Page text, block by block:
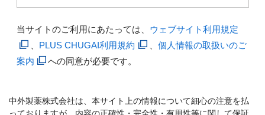
当サイトのご利用にあたっては、 ウェブサイト利用規定
PLUS CHUGAI利用規約
個人情報の取扱いのご
案内
への同意が必要です。
中外製薬株式会社は、本サイト上の情報について細心の注意を払
っておりますが、内容の正確性・完全性・有用性等に関して保証